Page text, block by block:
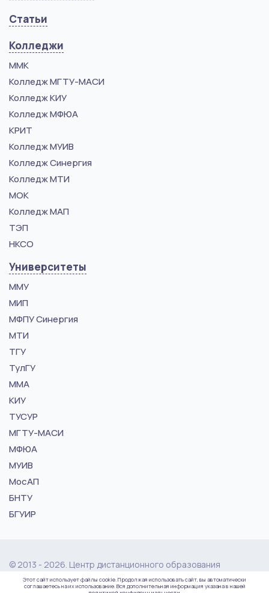
Статьи
Колледжи
ММК
Колледж МГТУ-МАСИ
Колледж КИУ
Колледж МФЮА
КРИТ
Колледж МУИВ
Колледж Синергия
Колледж МТИ
МОК
Колледж МАП
ТЭП
НКСО
Университеты
ММУ
МИП
МФПУ Синергия
МТИ
ТГУ
ТулГУ
ММА
КИУ
ТУСУР
МГТУ-МАСИ
МФЮА
МУИВ
МосАП
БНТУ
БГУИР
© 2013 - 2026. Центр дистанционного образования
"vuz24.ru"
Этот сайт использует файлы cookie. Продолжая использовать сайт, вы автоматически
соглашаетесь на их использование. Вся дополнительная информация указана в нашей